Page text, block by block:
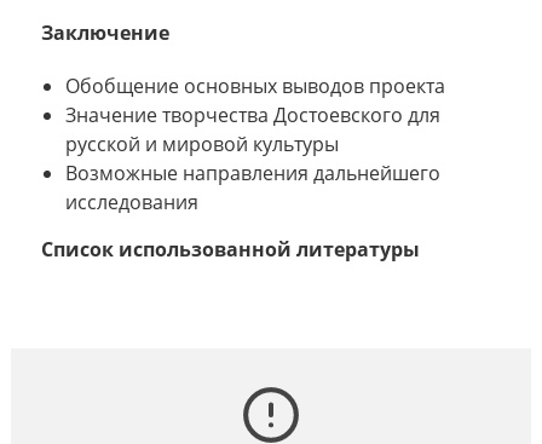
Заключение
Обобщение основных выводов проекта
Значение творчества Достоевского для
русской и мировой культуры
Возможные направления дальнейшего
исследования
Список использованной литературы